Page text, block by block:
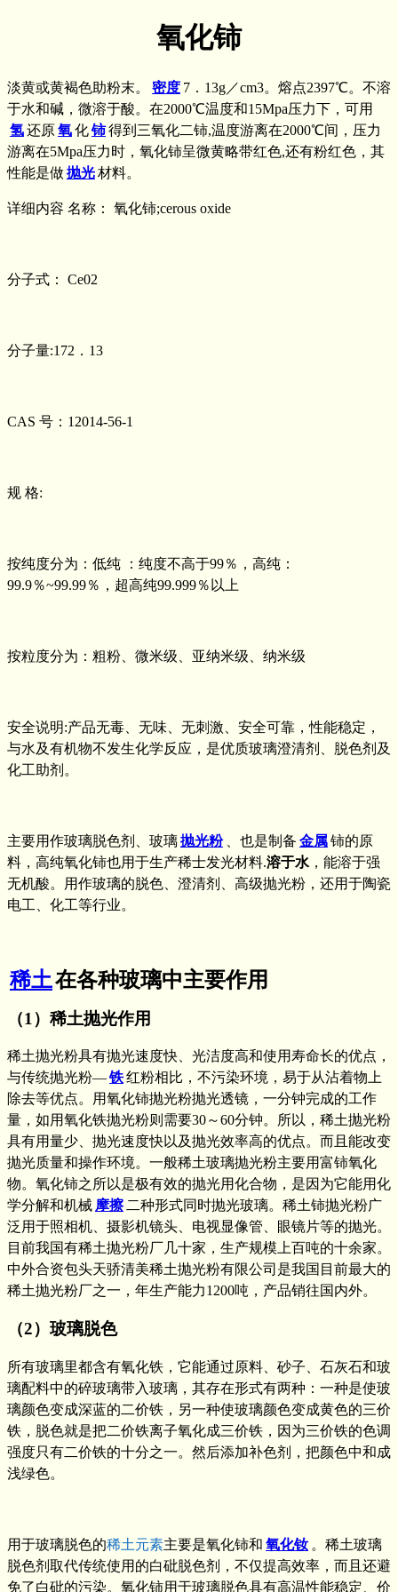
氧化铈
淡黄或黄褐色助粉末。 密度 7．13g／cm3。熔点2397℃。不溶
于水和碱，微溶于酸。在2000℃温度和15Mpa压力下，可用
氢还原氧化铈得到三氧化二铈,温度游离在2000℃间，压力
游离在5Mpa压力时，氧化铈呈微黄略带红色,还有粉红色，其
性能是做抛光材料。
详细内容 名称： 氧化铈;cerous oxide
分子式： Ce02
分子量:172．13
CAS 号：12014-56-1
规 格:
按纯度分为：低纯 ：纯度不高于99％，高纯：
99.9％~99.99％，超高纯99.999％以上
按粒度分为：粗粉、微米级、亚纳米级、纳米级
安全说明:产品无毒、无味、无刺激、安全可靠，性能稳定，
与水及有机物不发生化学反应，是优质玻璃澄清剂、脱色剂及
化工助剂。
主要用作玻璃脱色剂、玻璃抛光粉 、也是制备 金属铈的原
料，高纯氧化铈也用于生产稀士发光材料.溶于水 ，能溶于强
无机酸。用作玻璃的脱色、澄清剂、高级抛光粉，还用于陶瓷
电工、化工等行业。
稀土在各种玻璃中主要作用
（1）稀土抛光作用
稀土抛光粉具有抛光速度快、光洁度高和使用寿命长的优点，
与传统抛光粉—铁红粉相比，不污染环境，易于从沾着物上
除去等优点。用氧化铈抛光粉抛光透镜，一分钟完成的工作
量，如用氧化铁抛光粉则需要30～60分钟。所以，稀土抛光粉
具有用量少、抛光速度快以及抛光效率高的优点。而且能改变
抛光质量和操作环境。一般稀土玻璃抛光粉主要用富铈氧化
物。氧化铈之所以是极有效的抛光用化合物，是因为它能用化
学分解和机械 摩擦二种形式同时抛光玻璃。稀土铈抛光粉广
泛用于照相机、摄影机镜头、电视显像管、眼镜片等的抛光。
目前我国有稀土抛光粉厂几十家，生产规模上百吨的十余家。
中外合资包头天骄清美稀土抛光粉有限公司是我国目前最大的
稀土抛光粉厂之一，年生产能力1200吨，产品销往国内外。
（2）玻璃脱色
所有玻璃里都含有氧化铁，它能通过原料、砂子、石灰石和玻
璃配料中的碎玻璃带入玻璃，其存在形式有两种：一种是使玻
璃颜色变成深蓝的二价铁，另一种使玻璃颜色变成黄色的三价
铁，脱色就是把二价铁离子氧化成三价铁，因为三价铁的色调
强度只有二价铁的十分之一。然后添加补色剂，把颜色中和成
浅绿色。
用于玻璃脱色的稀土元素主要是氧化铈和 氧化钕 。稀土玻璃
脱色剂取代传统使用的白砒脱色剂，不仅提高效率，而且还避
免了白砒的污染。氧化铈用于玻璃脱色具有高温性能稳定、价